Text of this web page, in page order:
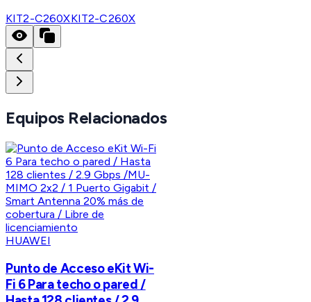
KIT2-C260XKIT2-C260X
Equipos Relacionados
HUAWEI
Punto de Acceso eKit Wi-
Fi 6 Para techo o pared /